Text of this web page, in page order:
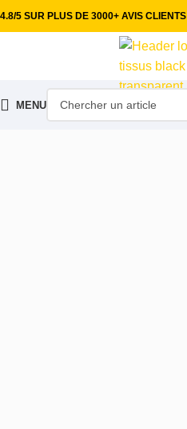
4.8/5 SUR PLUS DE 3000+ AVIS CLIENTS
MENU